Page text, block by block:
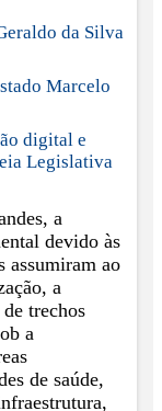
da Silva
Marcelo
digital e
Legislativa
a
devido às
assumiram ao
a
trechos
a
de saúde,